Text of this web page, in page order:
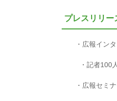
プレスリリー
広報イン
記者100
広報セミ